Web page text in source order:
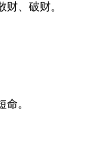
、破财。
。